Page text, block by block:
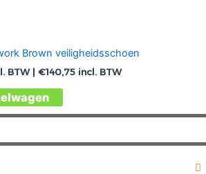
Brown veiligheidsschoen
BTW | €140,75 incl. BTW
Dit
product
meerdere